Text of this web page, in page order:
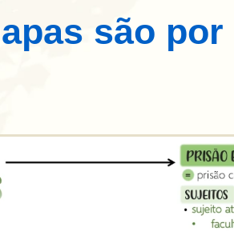
são por